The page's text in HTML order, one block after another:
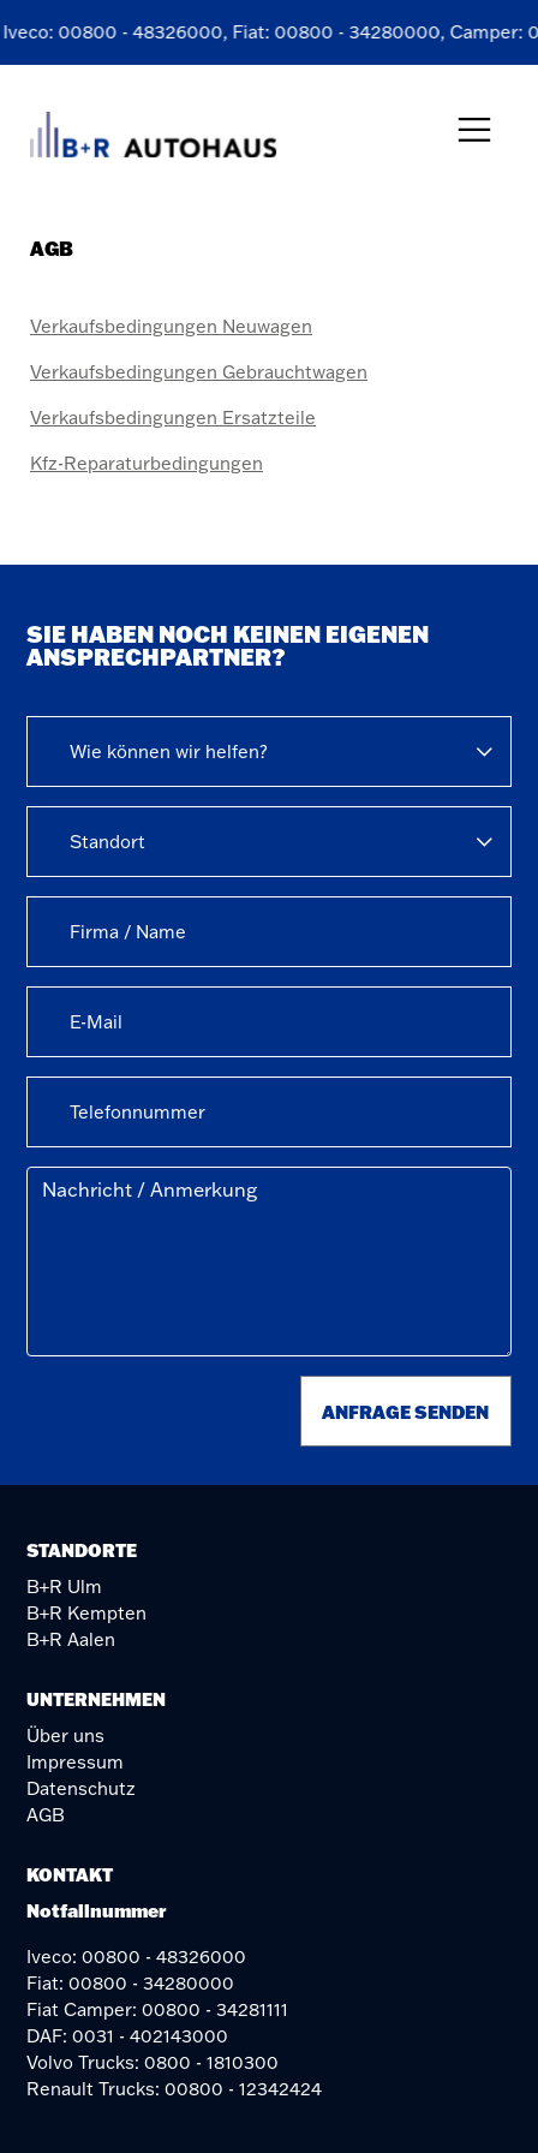
Iveco: 00800 - 48326000, Fiat: 00800 - 34280000, Camper:
AGB
Verkaufsbedingungen Neuwagen
Verkaufsbedingungen Gebrauchtwagen
Verkaufsbedingungen Ersatzteile
Kfz-Reparaturbedingungen
SIE HABEN NOCH KEINEN EIGENEN
ANSPRECHPARTNER?
Wie können wir helfen?
Standort
ANFRAGE SENDEN
STANDORTE
B+R Ulm
B+R Kempten
B+R Aalen
UNTERNEHMEN
Über uns
Impressum
Datenschutz
AGB
KONTAKT
Notfallnummer
Iveco: 00800 - 48326000
Fiat: 00800 - 34280000
Fiat Camper: 00800 - 34281111
DAF: 0031 - 402143000
Volvo Trucks: 0800 - 1810300
Renault Trucks: 00800 - 12342424